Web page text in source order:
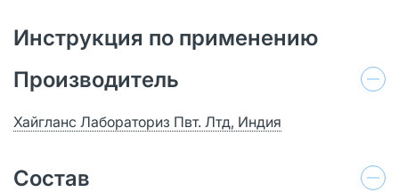
Инструкция по применению
Производитель
Хайгланс Лабораториз Пвт. Лтд, Индия
Состав